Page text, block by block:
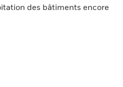
des bâtiments encore